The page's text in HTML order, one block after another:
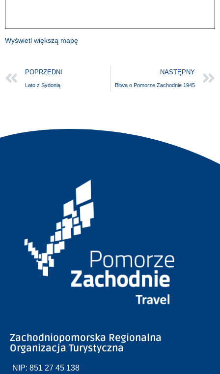
Wyświetl większą mapę
POPRZEDNI
Lato z Sydonią
NASTĘPNY
Bitwa o Pomorze Zachodnie 1945
Zachodniopomorska Regionalna
Organizacja Turystyczna
NIP: 851 27 45 138